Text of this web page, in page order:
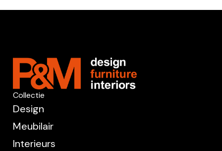
Collectie
Design
Meubilair
Interieurs